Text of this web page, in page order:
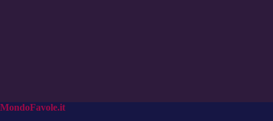
MondoFavole.it